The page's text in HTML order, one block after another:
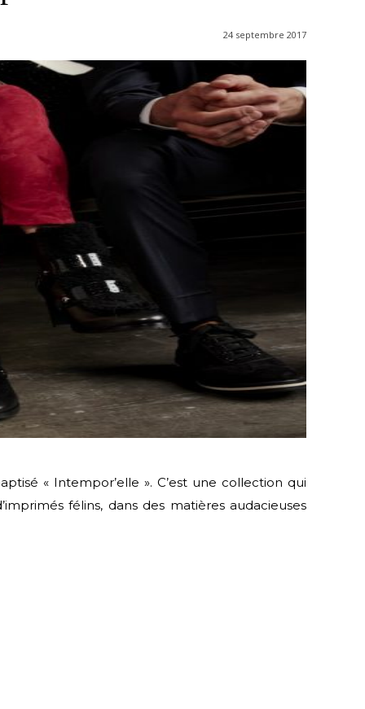
24 septembre 2017
« Intempor’elle ». C’est une collection qui
félins, dans des matières audacieuses